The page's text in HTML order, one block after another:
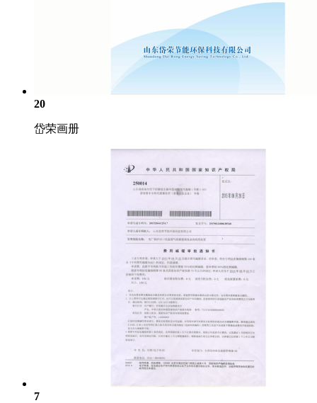
20
岱荣画册
7